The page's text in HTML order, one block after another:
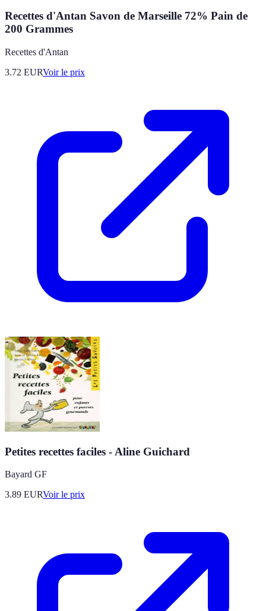
Recettes d'Antan Savon de Marseille 72% Pain de
200 Grammes
Recettes d'Antan
3.72 EURVoir le prix
Petites recettes faciles - Aline Guichard
Bayard GF
3.89 EURVoir le prix